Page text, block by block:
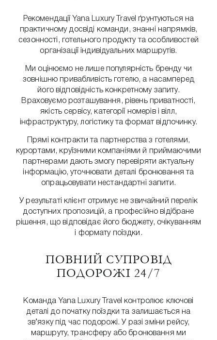
Рекомендації Yana Luxury Travel ґрунтуються на
практичному досвіді команди, знанні напрямків,
сезонності, готельного продукту та особливостей
організації індивідуальних маршрутів.
Ми оцінюємо не лише популярність бренду чи
зовнішню привабливість готелю, а насамперед
його відповідність конкретному запиту.
Враховуємо розташування, рівень приватності,
якість сервісу, категорії номерів і вілл,
інфраструктуру, логістику та формат відпочинку.
Прямі контракти та партнерства з готелями,
курортами, круїзними компаніями й приймаючими
партнерами дають змогу перевіряти актуальну
інформацію, уточнювати деталі бронювання та
опрацьовувати нестандартні запити.
У результаті клієнт отримує не звичайний перелік
доступних пропозицій, а професійно відібране
рішення, що відповідає його бюджету, очікуванням
і формату поїздки.
ПОВНИЙ СУПРОВІД
ПОДОРОЖІ 24/7
Команда Yana Luxury Travel контролює ключові
деталі до початку поїздки та залишається на
зв’язку під час подорожі. У разі зміни рейсу,
маршруту, трансферу або бронювання ми